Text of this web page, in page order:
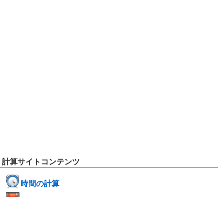
計算サイトコンテンツ
時間の計算